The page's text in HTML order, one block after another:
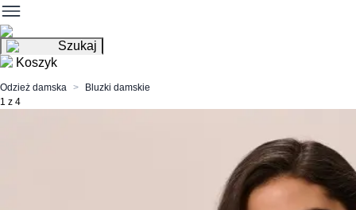
Szukaj
Koszyk
Odzież damska
Bluzki damskie
1 z 4